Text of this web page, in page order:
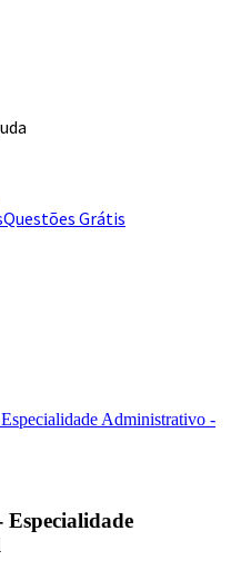
Questões Grátis
Administrativo -